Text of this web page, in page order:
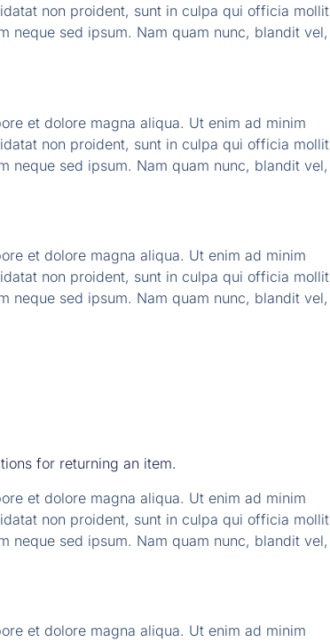
non proident, sunt in culpa qui officia mollit
neque sed ipsum. Nam quam nunc, blandit vel,
et dolore magna aliqua. Ut enim ad minim
non proident, sunt in culpa qui officia mollit
neque sed ipsum. Nam quam nunc, blandit vel,
et dolore magna aliqua. Ut enim ad minim
non proident, sunt in culpa qui officia mollit
neque sed ipsum. Nam quam nunc, blandit vel,
for returning an item.
et dolore magna aliqua. Ut enim ad minim
non proident, sunt in culpa qui officia mollit
neque sed ipsum. Nam quam nunc, blandit vel,
et dolore magna aliqua. Ut enim ad minim